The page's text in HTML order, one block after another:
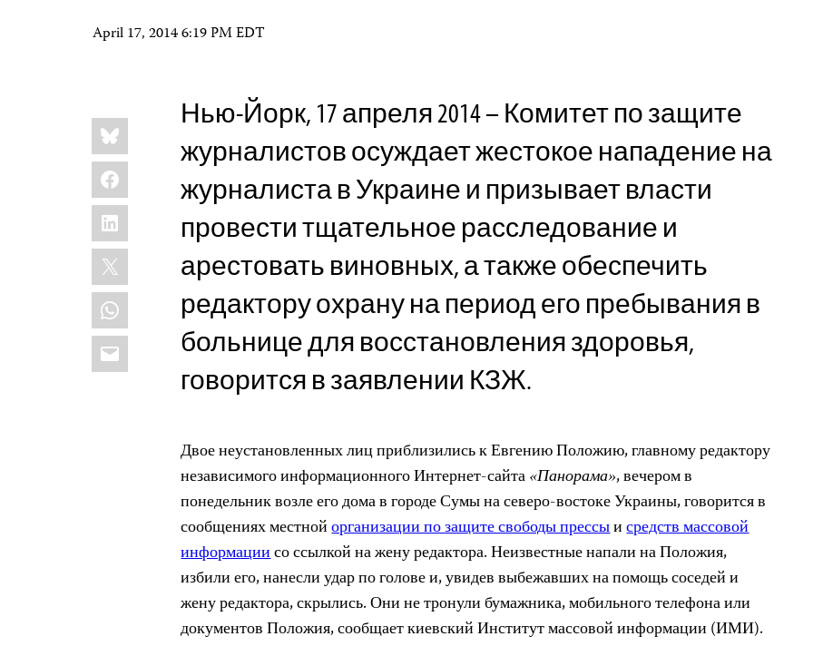
April 17, 2014 6:19 PM EDT
Share
this:
Bluesky
Facebook
LinkedIn
X
WhatsApp
Email
Нью-Йорк, 17 апреля 2014 – Комитет по защите
журналистов осуждает жестокое нападение на
журналиста в Украине и призывает власти
провести тщательное расследование и
арестовать виновных, а также обеспечить
редактору охрану на период его пребывания в
больнице для восстановления здоровья,
говорится в заявлении КЗЖ.
Двое неустановленных лиц приблизились к Евгению Положию, главному редактору
независимого информационного Интернет-сайта«Панорама», вечером в
понедельник возле его дома в городе Сумы на северо-востоке Украины, говорится в
сообщениях местнойорганизации по защите свободы прессыисредств массовой
информациисо ссылкой на жену редактора. Неизвестные напали на Положия,
избили его, нанесли удар по голове и, увидев выбежавших на помощь соседей и
жену редактора, скрылись. Они не тронули бумажника, мобильного телефона или
документов Положия, сообщает киевский Институт массовой информации (ИМИ).